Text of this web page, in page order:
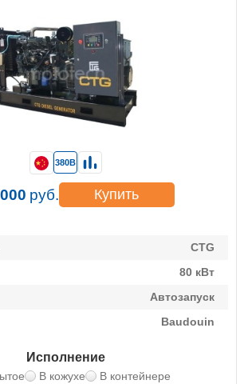
CTG
80 кВт
Автозапуск
Baudouin
Исполнение
В кожухе В контейнере
380В
руб. Купить